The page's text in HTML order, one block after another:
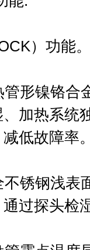
）功能
形镍铬合
加热系统
低故障率
锈钢浅表
过探头检